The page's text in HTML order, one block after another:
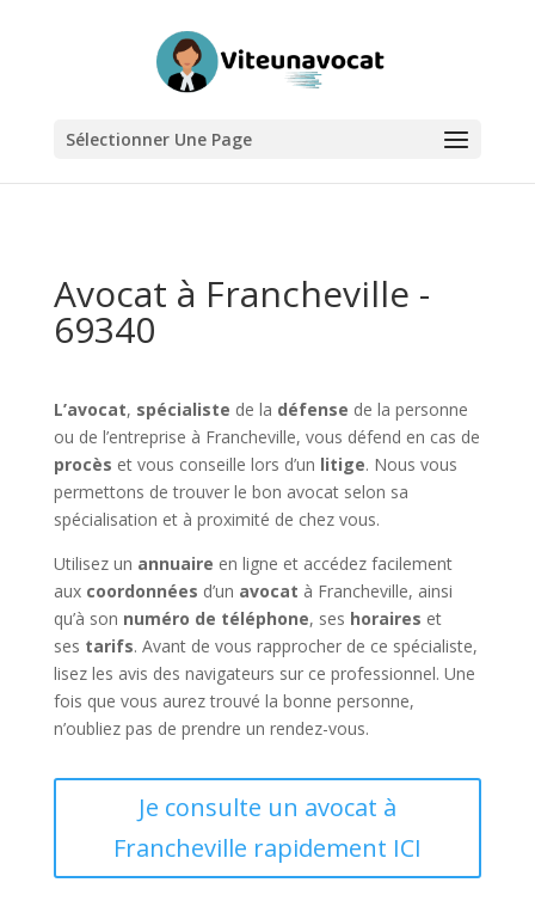
Sélectionner Une Page
Avocat à Francheville -
69340
L’avocat, spécialiste de la défense de la personne
ou de l’entreprise à Francheville, vous défend en cas de
procès et vous conseille lors d’un litige. Nous vous
permettons de trouver le bon avocat selon sa
spécialisation et à proximité de chez vous.
Utilisez un annuaire en ligne et accédez facilement
aux coordonnées d’un avocat à Francheville, ainsi
qu’à son numéro de téléphone, ses horaires et
ses tarifs. Avant de vous rapprocher de ce spécialiste,
lisez les avis des navigateurs sur ce professionnel. Une
fois que vous aurez trouvé la bonne personne,
n’oubliez pas de prendre un rendez-vous.
Je consulte un avocat à
Francheville rapidement ICI